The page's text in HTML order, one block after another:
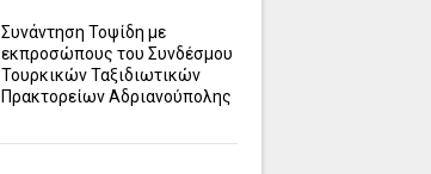
Συνάντηση Τοψίδη με
εκπροσώπους του Συνδέσμου
Τουρκικών Ταξιδιωτικών
Πρακτορείων Αδριανούπολης